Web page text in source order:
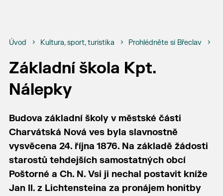
Úvod Kultura, sport, turistika Prohlédněte si Břeclav
Základní škola Kpt.
Nálepky
Budova základní školy v městské části
Charvátská Nová ves byla slavnostně
vysvěcena 24. října 1876. Na základě žádosti
starostů tehdejších samostatných obcí
Poštorné a Ch. N. Vsi ji nechal postavit kníže
Jan II. z Lichtensteina za pronájem honitby